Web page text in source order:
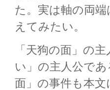
た。実は軸の両
えてみたい。
「天狗の面」の
い」の主人公で
面」の事件も本文